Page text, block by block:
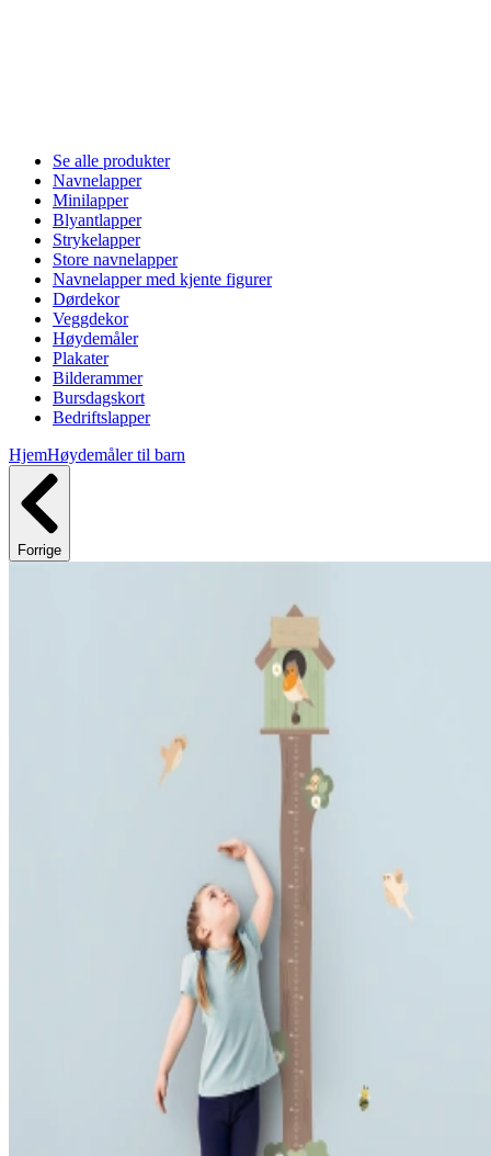
Se alle produkter
Navnelapper
Minilapper
Blyantlapper
Strykelapper
Store navnelapper
Navnelapper med kjente figurer
Dørdekor
Veggdekor
Høydemåler
Plakater
Bilderammer
Bursdagskort
Bedriftslapper
HjemHøydemåler til barn
Forrige